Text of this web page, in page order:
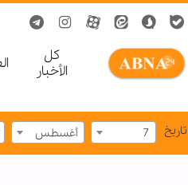
کل
الأخبار
تاریخ 7 أغسطس